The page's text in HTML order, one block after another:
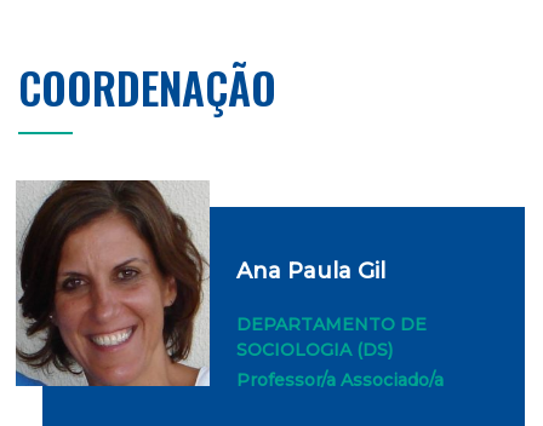
COORDENAÇÃO
Ana Paula Gil
DEPARTAMENTO DE
SOCIOLOGIA (DS)
Professor/a Associado/a